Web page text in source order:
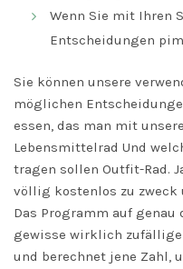
Wenn Sie mit Ihren
Entscheidungen
Sie können unsere
möglichen
essen, das man mit
Lebensmittelrad Und
tragen sollen Outfit-Rad.
völlig kostenlos zu zweck
Das Programm auf
gewisse wirklich zufällige
und berechnet jene Zahl,